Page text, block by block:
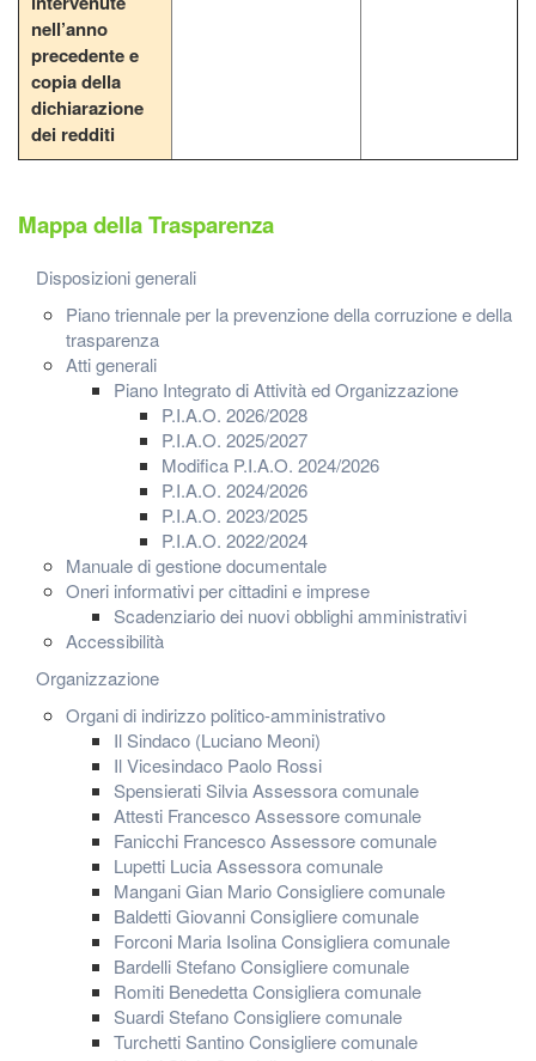
nell’anno
precedente e
copia della
dichiarazione
dei redditi
Mappa della Trasparenza
Disposizioni generali
Piano triennale per la prevenzione della corruzione e della
trasparenza
Atti generali
Piano Integrato di Attività ed Organizzazione
P.I.A.O. 2026/2028
P.I.A.O. 2025/2027
Modifica P.I.A.O. 2024/2026
P.I.A.O. 2024/2026
P.I.A.O. 2023/2025
P.I.A.O. 2022/2024
Manuale di gestione documentale
Oneri informativi per cittadini e imprese
Scadenziario dei nuovi obblighi amministrativi
Accessibilità
Organizzazione
Organi di indirizzo politico-amministrativo
Il Sindaco (Luciano Meoni)
Il Vicesindaco Paolo Rossi
Spensierati Silvia Assessora comunale
Attesti Francesco Assessore comunale
Fanicchi Francesco Assessore comunale
Lupetti Lucia Assessora comunale
Mangani Gian Mario Consigliere comunale
Baldetti Giovanni Consigliere comunale
Forconi Maria Isolina Consigliera comunale
Bardelli Stefano Consigliere comunale
Romiti Benedetta Consigliera comunale
Suardi Stefano Consigliere comunale
Turchetti Santino Consigliere comunale